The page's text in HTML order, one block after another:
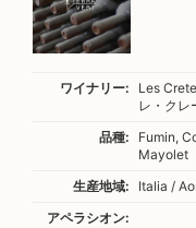
ワイナリー:
Les
レ・クレ
品種:
Fumin,
Mayolet
生産地域: Italia /
アペラシオン: